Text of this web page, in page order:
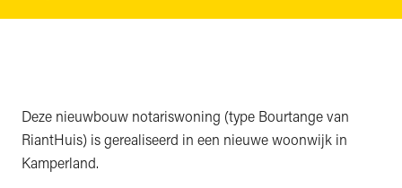
Deze nieuwbouw notariswoning (type Bourtange van
RiantHuis) is gerealiseerd in een nieuwe woonwijk in
Kamperland.